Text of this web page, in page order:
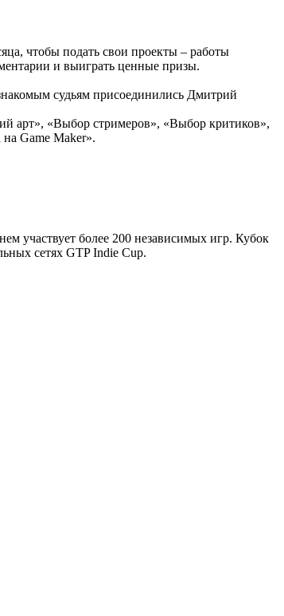
чтобы подать свои проекты – работы
и выиграть ценные призы.
судьям присоединились Дмитрий
арт», «Выбор стримеров», «Выбор критиков»,
Game Maker».
участвует более 200 независимых игр. Кубок
сетях GTP Indie Cup.